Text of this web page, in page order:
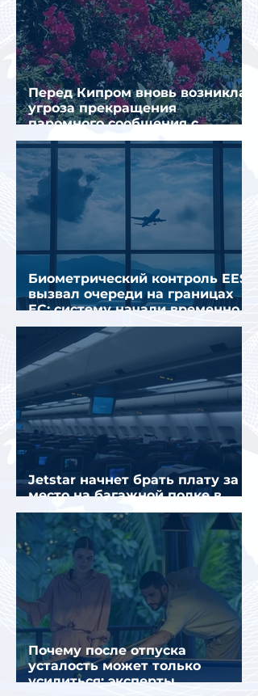
Перед Кипром вновь возникла
угроза прекращения
паромного сообщения с
Грецией
Биометрический контроль EES
вызвал очереди на границах
ЕС: систему начали временно
отключать
Jetstar начнет брать плату за
место на багажной полке в
салоне самолета
Почему после отпуска
усталость может только
усилиться: эксперты